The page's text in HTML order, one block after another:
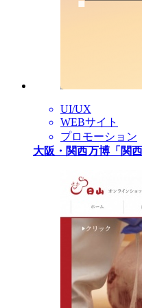
UI/UX
WEBサイト
プロモーション
大阪・関西万博「関